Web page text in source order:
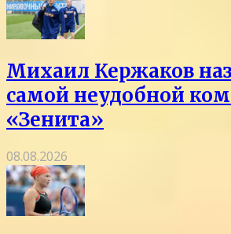
Михаил Кержаков
самой неудобной
«Зенита»
08.08.2026